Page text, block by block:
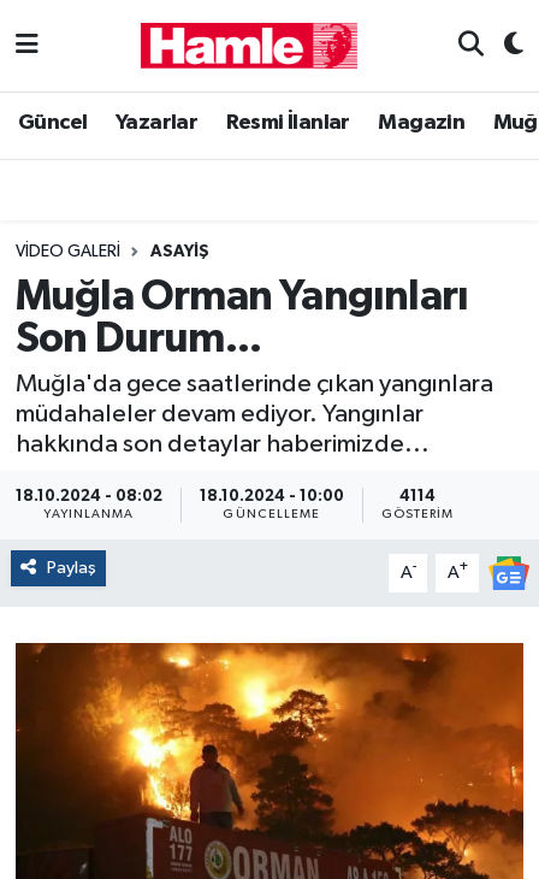
Güncel Yazarlar Resmi İlanlar Magazin
VIDEO GALERI ASAYIŞ
Muğla Orman Yangınları
Son Durum...
Muğla'da gece saatlerinde çıkan yangınlara
müdahaleler devam ediyor. Yangınlar
hakkında son detaylar haberimizde...
18.10.2024 - 08:02
YAYINLANMA
18.10.2024 - 10:00
GÜNCELLEME
4114
GÖSTERIM
Paylaş A- A+
Güncel
Magazin
Muğla Haber
Siyaset
Muğla Nöbetçi Eczaneler
Muğla Trafik Yoğunluk Haritası
Süper Lig Puan Durumu ve Fikstür
Tüm Manşetler
Son Dakika Haberleri
Haber Arşivi